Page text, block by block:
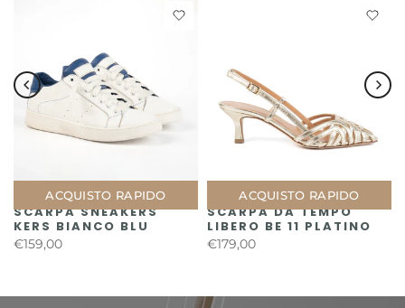
ACQUISTO RAPIDO
SCARPA SNEAKERS
KERS BIANCO BLU
€159,00
ACQUISTO RAPIDO
SCARPA DA TEMPO
LIBERO BE 11 PLATINO
€179,00